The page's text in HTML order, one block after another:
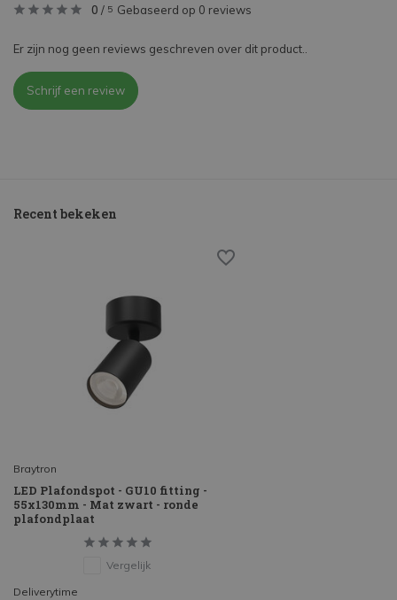
0 / 5 Gebaseerd op 0 reviews
Er zijn nog geen reviews geschreven over dit product..
Schrijf een review
Recent bekeken
Braytron
LED Plafondspot - GU10 fitting -
55x130mm - Mat zwart - ronde
plafondplaat
Vergelijk
Deliverytime